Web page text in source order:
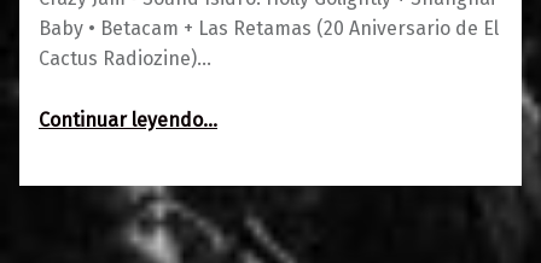
Baby • Betacam + Las Retamas (20 Aniversario de El
Cactus Radiozine)…
Continuar leyendo…